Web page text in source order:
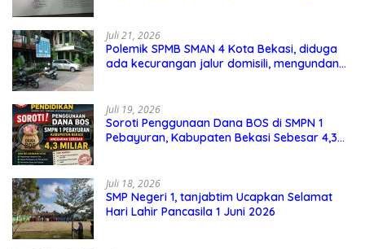
Juli 21, 2026
Polemik SPMB SMAN 4 Kota Bekasi, diduga
ada kecurangan jalur domisili, mengundang
Juli 19, 2026
Soroti Penggunaan Dana BOS di SMPN 1
Pebayuran, Kabupaten Bekasi Sebesar 4,3
Juli 18, 2026
SMP Negeri 1, tanjabtim Ucapkan Selamat
Hari Lahir Pancasila 1 Juni 2026